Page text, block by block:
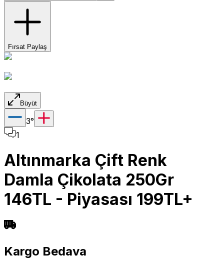
Fırsat Paylaş
Büyüt
3°
1
Altınmarka Çift Renk
Damla Çikolata 250Gr
146TL - Piyasası 199TL+
Kargo Bedava